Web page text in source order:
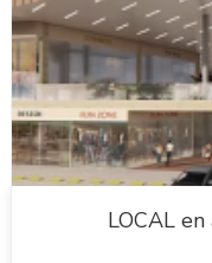
LOCAL